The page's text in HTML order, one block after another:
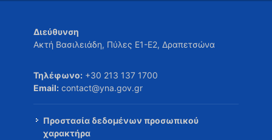
Διεύθυνση
Ακτή Βασιλειάδη, Πύλες Ε1-Ε2, Δραπετσώνα
Τηλέφωνο: +30 213 137 1700
Email: contact@yna.gov.gr
Προστασία δεδομένων προσωπικού
χαρακτήρα